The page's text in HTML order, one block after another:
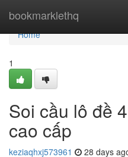
bookmarklethq
Home
Home
1
Soi cầu lô đề
cao cấp
keziaqhxj573961 28 days